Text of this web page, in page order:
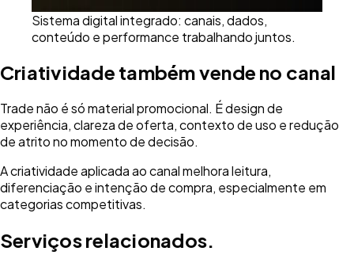
Sistema digital integrado: canais, dados,
conteúdo e performance trabalhando juntos.
Criatividade também vende no canal
Trade não é só material promocional. É design de
experiência, clareza de oferta, contexto de uso e redução
de atrito no momento de decisão.
A criatividade aplicada ao canal melhora leitura,
diferenciação e intenção de compra, especialmente em
categorias competitivas.
Serviços relacionados.